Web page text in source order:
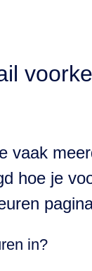
vaak
hoe je
in?